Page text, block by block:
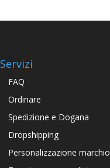
Servizi
FAQ
Ordinare
Spedizione e Dogana
Dropshipping
Personalizzazione marchio